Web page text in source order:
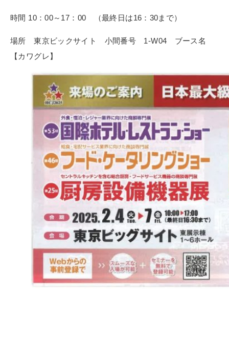
時間 10：00～17：00 （最終日は16：30まで）
場所 東京ビックサイト 小間番号 1-W04 ブース名
【カワグレ】